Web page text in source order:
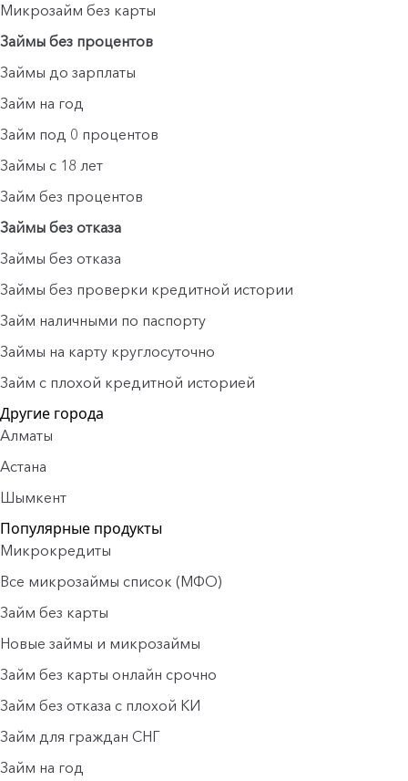
Микрозайм без карты
Займы без процентов
Займы до зарплаты
Займ на год
Займ под 0 процентов
Займы с 18 лет
Займ без процентов
Займы без отказа
Займы без отказа
Займы без проверки кредитной истории
Займ наличными по паспорту
Займы на карту круглосуточно
Займ с плохой кредитной историей
Другие города
Алматы
Астана
Шымкент
Популярные продукты
Микрокредиты
Все микрозаймы список (МФО)
Займ без карты
Новые займы и микрозаймы
Займ без карты онлайн срочно
Займ без отказа с плохой КИ
Займ для граждан СНГ
Займ на год